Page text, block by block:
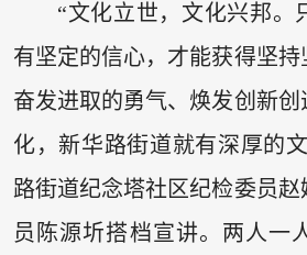
“文化立世，文化兴邦。
有坚定的信心，才能获得坚
奋发进取的勇气、焕发创新
化，新华路街道就有深厚的
路街道纪念塔社区纪检委员
员陈源圻搭档宣讲。两人一